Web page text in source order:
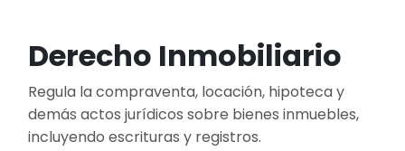
Derecho Inmobiliario
Regula la compraventa, locación, hipoteca y
demás actos jurídicos sobre bienes inmuebles,
incluyendo escrituras y registros.